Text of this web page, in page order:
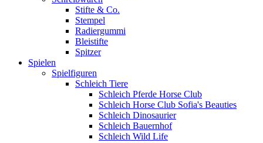
Stifte & Co.
Stempel
Radiergummi
Bleistifte
Spitzer
Spielen
Spielfiguren
Schleich Tiere
Schleich Pferde Horse Club
Schleich Horse Club Sofia's Beauties
Schleich Dinosaurier
Schleich Bauernhof
Schleich Wild Life